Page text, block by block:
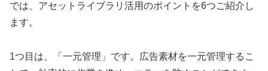
では、アセットライブラリ活用のポイントを6つご紹介し
ます。
1つ目は、「一元管理」です。広告素材を一元管理するこ